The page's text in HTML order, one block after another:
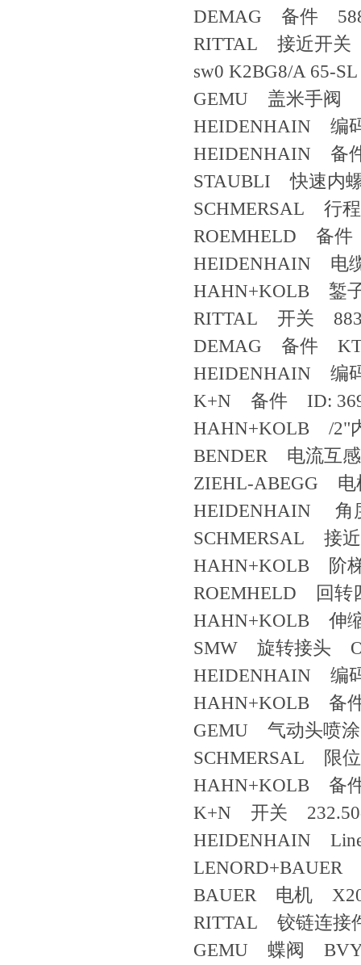
DEMAG 备件
RITTAL 接近开关
sw0 K2BG8/A 65-
GEMU 盖米手阀
HEIDENHAIN 编
HEIDENHAIN 备
STAUBLI 快速内
SCHMERSAL 行
ROEMHELD 备件
HEIDENHAIN 电
HAHN+KOLB 錾
RITTAL 开关
DEMAG 备件
HEIDENHAIN 编
K+N 备件 ID:
HAHN+KOLB /2"
BENDER 电流互感
ZIEHL-ABEGG
HEIDENHAIN 角
SCHMERSAL 接
HAHN+KOLB 阶
ROEMHELD 回转
HAHN+KOLB 伸
SMW 旋转接头
HEIDENHAIN 编
HAHN+KOLB 备件
GEMU 气动头喷
SCHMERSAL 限
HAHN+KOLB 备
K+N 开关 232.50-
HEIDENHAIN
BAUER 电机
RITTAL 铰链连接
GEMU 蝶阀